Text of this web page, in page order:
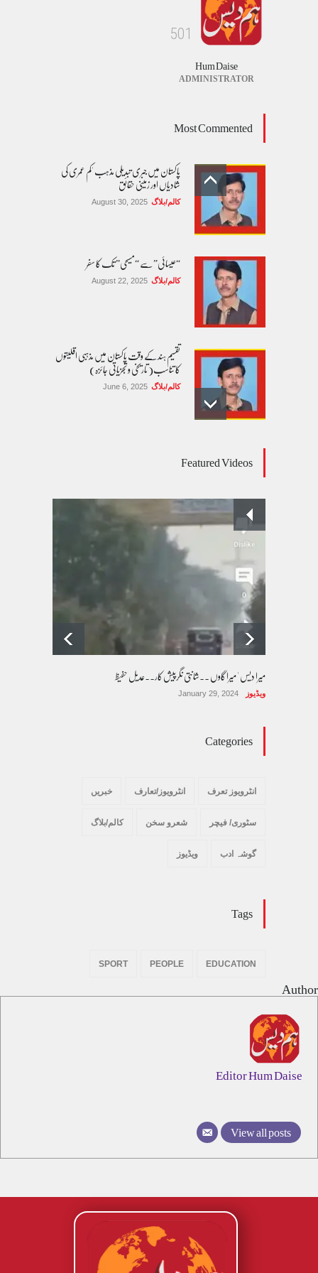
1
0
5
Hum Daise
ADMINISTRATOR
Most Commented
پاکستان میں جبری تبدیلی مذہب 'کم عمری کی
شادیاں اور زمینی حقائق
کالم/بلاگ August 30, 2025
“عیسائی” سے “مسیحی” تک کا سفر
کالم/بلاگ August 22, 2025
تقسیم ہند کے وقت پاکستان میں مذہبی اقلیتوں
کا تناسب( تاریخی و تجزیاتی جائزہ)
کالم/بلاگ June 6, 2025
پسند کی شادیوں کا بڑھتا ہوا رجحان اور راولپنڈی
کی یوسیز میں اندارج پر پابندی ایک نیا تنازعہ
October 14, 2025
Featured Videos
میرا دیس ' میرا گاوں ۔۔شانتی نگرپیش کار۔۔عدیل حفیظ
ویڈیوز January 29, 2024
Categories
انٹرویوز تعرف انٹرویوز/تعارف خبریں
سٹوری/ فیچر شعرو سخن کالم/بلاگ
گوشہ ادب ویڈیوز
Tags
EDUCATION
PEOPLE
SPORT
Author
Editor Hum Daise
View all posts